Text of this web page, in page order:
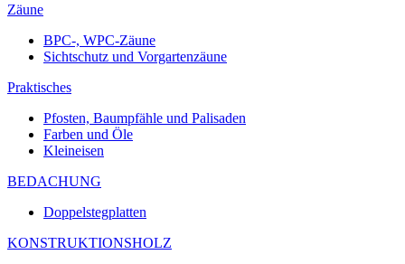
Zäune
BPC-, WPC-Zäune
Sichtschutz und Vorgartenzäune
Praktisches
Pfosten, Baumpfähle und Palisaden
Farben und Öle
Kleineisen
BEDACHUNG
Doppelstegplatten
KONSTRUKTIONSHOLZ